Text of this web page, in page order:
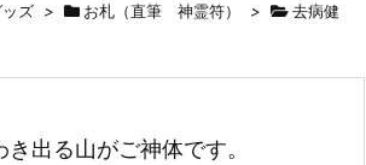
ズ > お札（直筆 神霊符） >
去病健
出る山がご神体です。